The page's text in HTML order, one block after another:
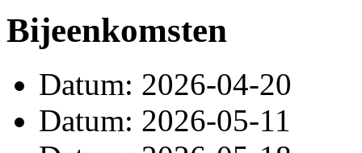
Bijeenkomsten
Datum: 2026-04-20
Datum: 2026-05-11